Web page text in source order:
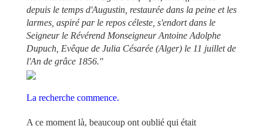
depuis le temps d'Augustin, restaurée dans la peine et les
larmes, aspiré par le repos céleste, s'endort dans le
Seigneur le Révérend Monseigneur Antoine Adolphe
Dupuch, Evêque de Julia Césarée (Alger) le 11 juillet de
l'An de grâce 1856."
La recherche commence.
A ce moment là, beaucoup ont oublié qui était